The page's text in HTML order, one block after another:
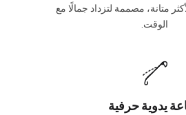
متانة، مصممة لتزداد جمالًا مع
الوقت.
يدوية حرفية